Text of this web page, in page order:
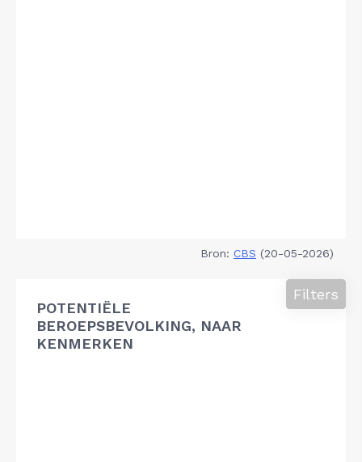
Bron: CBS (20-05-2026)
POTENTIËLE
BEROEPSBEVOLKING, NAAR
KENMERKEN
Filters